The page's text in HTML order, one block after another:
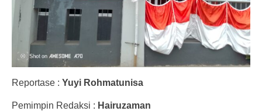
Reportase : Yuyi Rohmatunisa
Pemimpin Redaksi : Hairuzaman